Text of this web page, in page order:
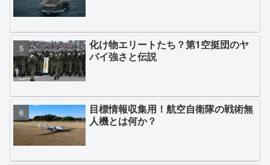
化け物エリートたち？第1空挺団のヤ
バイ強さと伝説
目標情報収集用！航空自衛隊の戦術無
人機とは何か？